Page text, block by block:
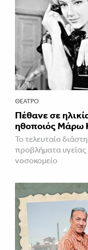
ΘΈΑΤΡΟ
Πέθανε σε
ηθοποιός Μάρω
Το τελευταίο
προβλήματα υγείας
νοσοκομείο